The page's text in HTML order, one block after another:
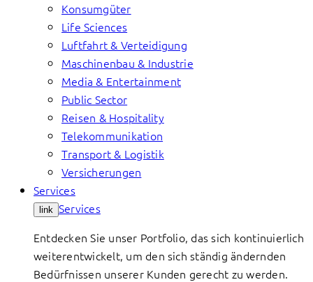
Konsumgüter
Life Sciences
Luftfahrt & Verteidigung
Maschinenbau & Industrie
Media & Entertainment
Public Sector
Reisen & Hospitality
Telekommunikation
Transport & Logistik
Versicherungen
Services
link Services
Entdecken Sie unser Portfolio, das sich kontinuierlich
weiterentwickelt, um den sich ständig ändernden
Bedürfnissen unserer Kunden gerecht zu werden.